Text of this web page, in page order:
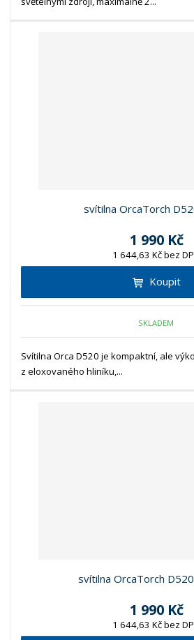
svítilna OrcaTorch
1 990 Kč
1 644,63 Kč bez
Koupit
SKLADEM
Svítilna Orca D520 je kompaktní, ale
z eloxovaného hliníku,...
svítilna OrcaTorch
1 990 Kč
1 644,63 Kč bez